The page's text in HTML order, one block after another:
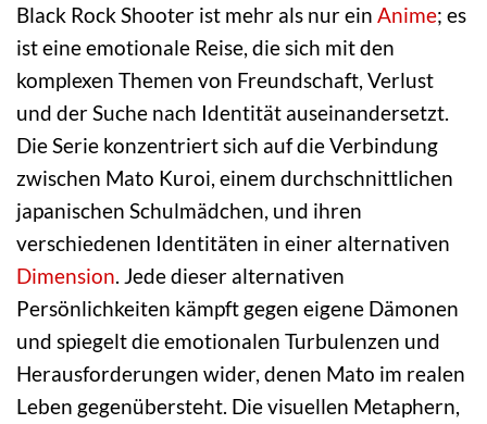
Black Rock Shooter ist mehr als nur ein Anime; es
ist eine emotionale Reise, die sich mit den
komplexen Themen von Freundschaft, Verlust
und der Suche nach Identität auseinandersetzt.
Die Serie konzentriert sich auf die Verbindung
zwischen Mato Kuroi, einem durchschnittlichen
japanischen Schulmädchen, und ihren
verschiedenen Identitäten in einer alternativen
Dimension . Jede dieser alternativen
Persönlichkeiten kämpft gegen eigene Dämonen
und spiegelt die emotionalen Turbulenzen und
Herausforderungen wider, denen Mato im realen
Leben gegenübersteht. Die visuellen Metaphern,